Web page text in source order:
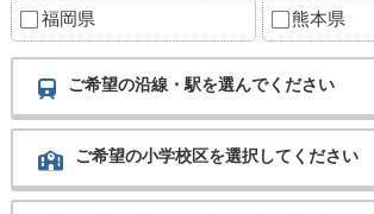
福岡県 熊本県
ご希望の沿線・駅を選んでください
ご希望の小学校区を選択してください